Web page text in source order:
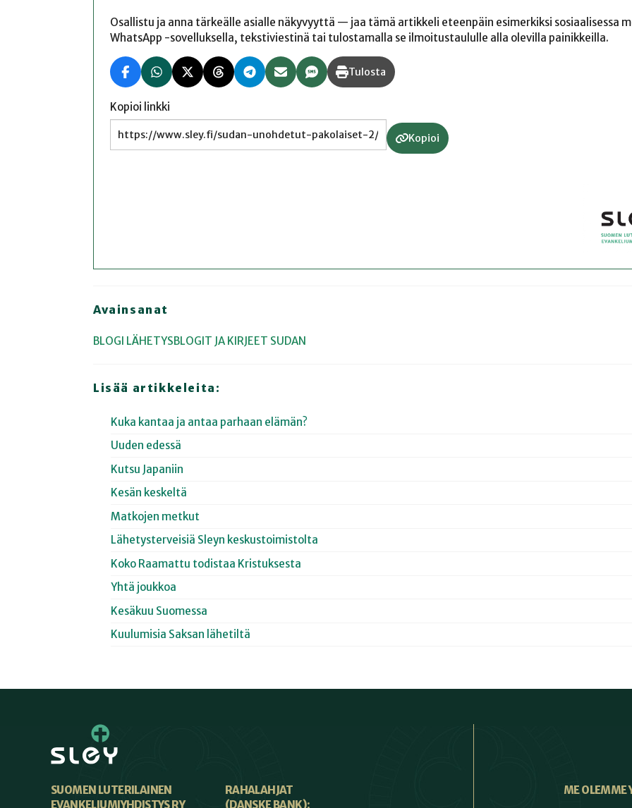
Osallistu ja anna tärkeälle asialle näkyvyyttä — jaa tämä artikkeli eteenpäin esimerkiksi sosiaalisessa
WhatsApp -sovelluksella, tekstiviestinä tai tulostamalla se ilmoitustaululle alla olevilla painikkeilla.
Tulosta
Kopioi linkki
Kopioi
Avainsanat
BLOGI LÄHETYSBLOGIT JA KIRJEET SUDAN
Lisää artikkeleita:
Kuka kantaa ja antaa parhaan elämän?
Uuden edessä
Kutsu Japaniin
Kesän keskeltä
Matkojen metkut
Lähetysterveisiä Sleyn keskustoimistolta
Koko Raamattu todistaa Kristuksesta
Yhtä joukkoa
Kesäkuu Suomessa
Kuulumisia Saksan lähetiltä
SUOMEN LUTERILAINEN
EVANKELIUMIYHDISTYS RY
RAHALAHJAT
(DANSKE BANK):
ME OLEMME